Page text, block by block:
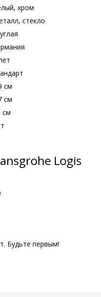
хром
стекло
см
см
см
Logis
Будьте первым!